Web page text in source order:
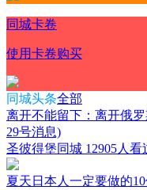
同城卡卷
使用卡卷购买
同城头条全部
离开不能留下：离开俄
29号消息)
圣彼得堡同城 12905人看
夏天日本人一定要做的